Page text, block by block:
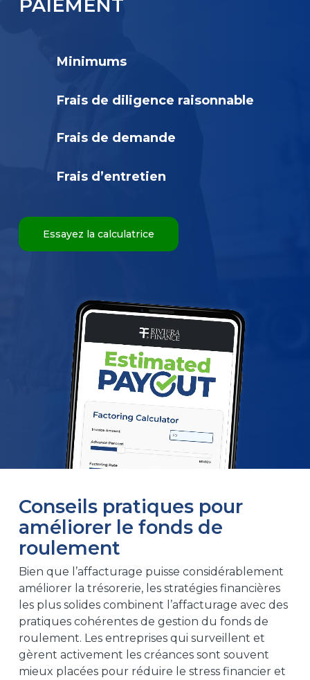
PAIEMENT
Minimums
Frais de diligence raisonnable
Frais de demande
Frais d’entretien
Essayez la calculatrice
Conseils pratiques pour
améliorer le fonds de
roulement
Bien que l’affacturage puisse considérablement
améliorer la trésorerie, les stratégies financières
les plus solides combinent l’affacturage avec des
pratiques cohérentes de gestion du fonds de
roulement. Les entreprises qui surveillent et
gèrent activement les créances sont souvent
mieux placées pour réduire le stress financier et